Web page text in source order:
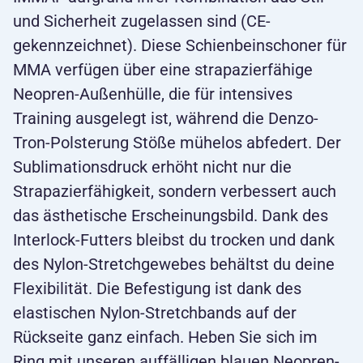
und Sicherheit zugelassen sind (CE-
gekennzeichnet). Diese Schienbeinschoner für
MMA verfügen über eine strapazierfähige
Neopren-Außenhülle, die für intensives
Training ausgelegt ist, während die Denzo-
Tron-Polsterung Stöße mühelos abfedert. Der
Sublimationsdruck erhöht nicht nur die
Strapazierfähigkeit, sondern verbessert auch
das ästhetische Erscheinungsbild. Dank des
Interlock-Futters bleibst du trocken und dank
des Nylon-Stretchgewebes behältst du deine
Flexibilität. Die Befestigung ist dank des
elastischen Nylon-Stretchbands auf der
Rückseite ganz einfach. Heben Sie sich im